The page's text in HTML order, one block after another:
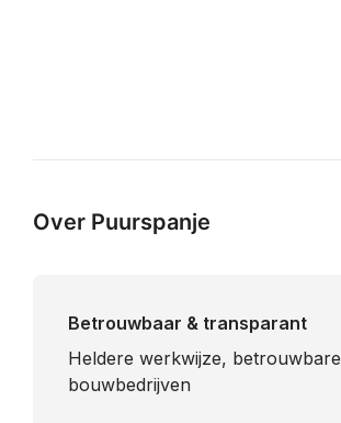
Over Puurspanje
Betrouwbaar & transparant
Heldere werkwijze, betrouwbare
bouwbedrijven